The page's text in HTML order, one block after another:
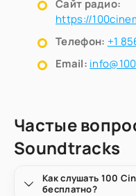
Сайт радио:
https://
Телефон: +1
Email:
Частые
Soundtracks
Как слушать 100
бесплатно?